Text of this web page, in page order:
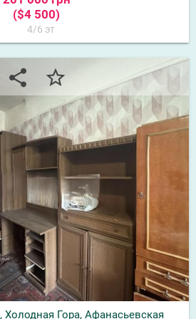
($4 500)
4/6 эт
share star_border
Холодная Гора, Афанасьевская